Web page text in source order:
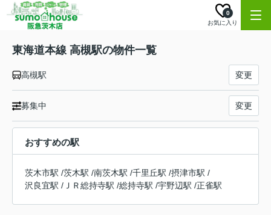
お気に入り
0
東海道本線 高槻駅の物件一覧
高槻駅 変更
募集中 変更
おすすめの駅
茨木市駅 /茨木駅 /南茨木駅 /千里丘駅 /摂津市駅 /
沢良宜駅 / ＪＲ総持寺駅 /総持寺駅 /宇野辺駅 /正雀駅